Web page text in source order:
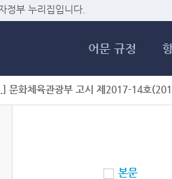
정부 누리집입니다.
어문 규정
문화체육관광부 고시 제2017-14호
본문